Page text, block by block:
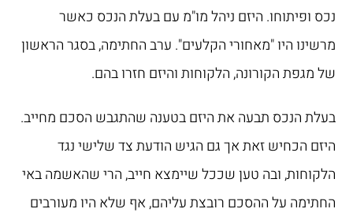
נכס ופיתוחו. היזם ניהל מו"מ עם בעלת הנכס כאשר
מרשינו היו "מאחורי הקלעים". ערב החתימה, בסגר הראשון
של מגפת הקורונה, הלקוחות והיזם חזרו בהם.
בעלת הנכס תבעה את היזם בטענה שהתגבש הסכם מחייב.
היזם הכחיש זאת אך גם הגיש הודעת צד שלישי נגד
הלקוחות, ובה טען שככל שיימצא חייב, הרי שהאשמה באי
החתימה על ההסכם רובצת עליהם, אף שלא היו מעורבים